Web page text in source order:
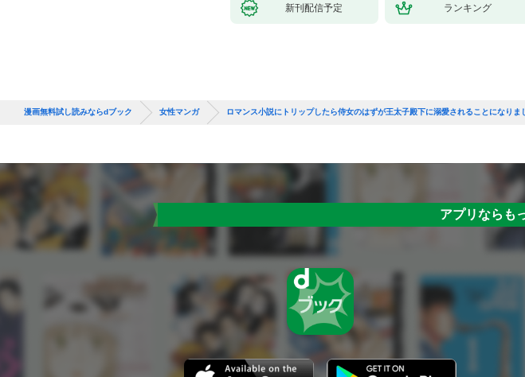
新刊配信予定 ランキング
漫画無料試し読みならdブック 女性マンガ ロマンス小説にトリップしたら侍女のはずが王太子殿下に溺愛されることになりま
アプリならも